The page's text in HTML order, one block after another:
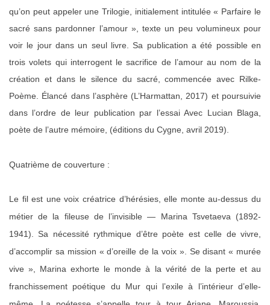
qu’on peut appeler une Trilogie, initialement intitulée « Parfaire le
sacré sans pardonner l’amour », texte un peu volumineux pour
voir le jour dans un seul livre. Sa publication a été possible en
trois volets qui interrogent le sacrifice de l’amour au nom de la
création et dans le silence du sacré, commencée avec Rilke-
Poème. Élancé dans l’asphère (L’Harmattan, 2017) et poursuivie
dans l’ordre de leur publication par l’essai Avec Lucian Blaga,
poète de l’autre mémoire, (éditions du Cygne, avril 2019).
Quatrième de couverture :
Le fil est une voix créatrice d’hérésies, elle monte au-dessus du
métier de la fileuse de l’invisible — Marina Tsvetaeva (1892-
1941). Sa nécessité rythmique d’être poète est celle de vivre,
d’accomplir sa mission « d’oreille de la voix ». Se disant « murée
vive », Marina exhorte le monde à la vérité de la perte et au
franchissement poétique du Mur qui l’exile à l’intérieur d’elle-